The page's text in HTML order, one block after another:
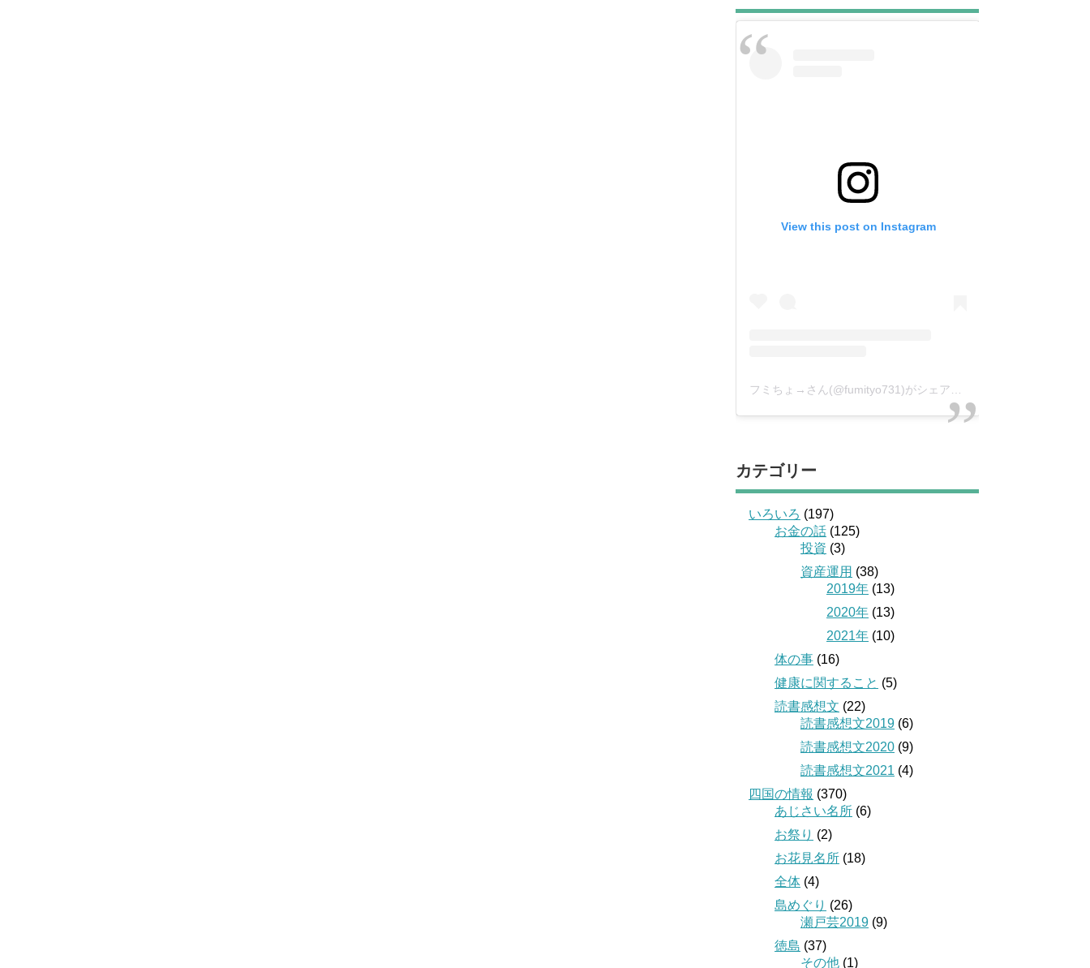
View this post on Instagram
フミちょ→さん(@fumityo731)がシェアした投稿
カテゴリー
いろいろ (197)
お金の話 (125)
投資 (3)
資産運用 (38)
2019年 (13)
2020年 (13)
2021年 (10)
体の事 (16)
健康に関すること (5)
読書感想文 (22)
読書感想文2019 (6)
読書感想文2020 (9)
読書感想文2021 (4)
四国の情報 (370)
あじさい名所 (6)
お祭り (2)
お花見名所 (18)
全体 (4)
島めぐり (26)
瀬戸芸2019 (9)
徳島 (37)
その他 (1)